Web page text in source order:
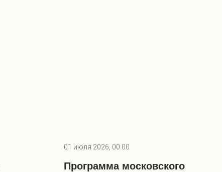
01 июля 2026, 00:00
Программа московского